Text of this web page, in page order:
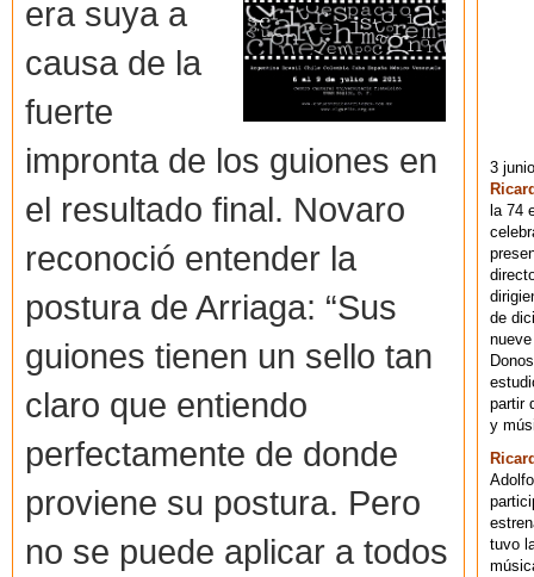
era suya a
causa de la
fuerte
impronta de los guiones en
el resultado final. Novaro
reconoció entender la
postura de Arriaga: “Sus
guiones tienen un sello tan
claro que entiendo
perfectamente de donde
proviene su postura. Pero
no se puede aplicar a todos
3
la 74
de
partir
y
tuvo